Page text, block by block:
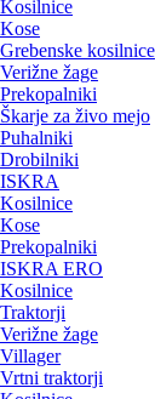
Kosilnice
Kose
Grebenske kosilnice
Verižne žage
Prekopalniki
Škarje za živo mejo
Puhalniki
Drobilniki
ISKRA
Kosilnice
Kose
Prekopalniki
ISKRA ERO
Kosilnice
Traktorji
Verižne žage
Villager
Vrtni traktorji